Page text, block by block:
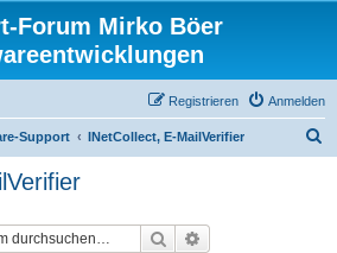
Forum Mirko Böer
Anmelden
Registrieren
Support INetCollect, E-MailVerifier
Suche